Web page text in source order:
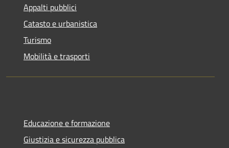
Appalti pubblici
Catasto e urbanistica
Turismo
Mobilità e trasporti
Educazione e formazione
Giustizia e sicurezza pubblica